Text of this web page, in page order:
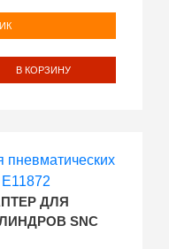
В КОРЗИНУ
ДЛЯ
SNC